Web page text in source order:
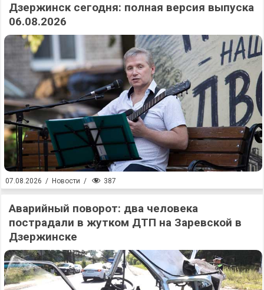
Дзержинск сегодня: полная версия выпуска
06.08.2026
07.08.2026 / Новости / 387
Аварийный поворот: два человека
пострадали в жутком ДТП на Заревской в
Дзержинске